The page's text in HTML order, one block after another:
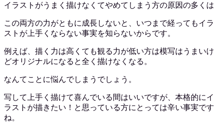
イラストがうまく描けなくてやめてしまう方の原因の多くは
この両方の力がともに成長しないと、いつまで経ってもイラ
ストが上手くならない事実を知らないからです。
例えば、描く力は高くても観る力が低い方は模写はうまいけ
どオリジナルになると全く描けなくなる。
なんてことに悩んでしまうでしょう。
写して上手く描けて喜んでいる間はいいですが、本格的にイ
ラストが描きたい！と思っている方にとっては辛い事実です
ね。